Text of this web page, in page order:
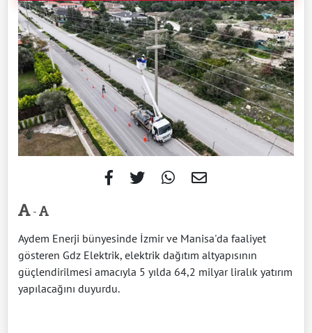
-
Aydem Enerji bünyesinde İzmir ve Manisa'da faaliyet
gösteren Gdz Elektrik, elektrik dağıtım altyapısının
güçlendirilmesi amacıyla 5 yılda 64,2 milyar liralık yatırım
yapılacağını duyurdu.